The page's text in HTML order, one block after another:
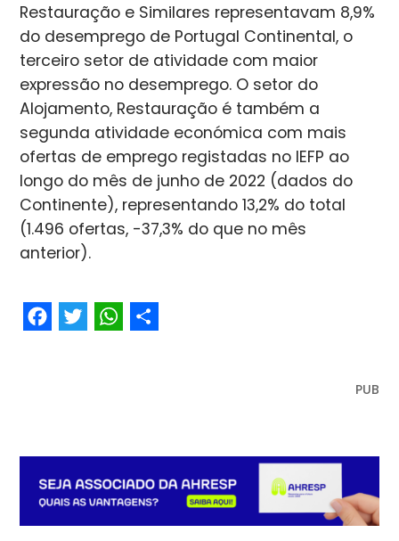
Restauração e Similares representavam 8,9%
do desemprego de Portugal Continental, o
terceiro setor de atividade com maior
expressão no desemprego. O setor do
Alojamento, Restauração é também a
segunda atividade económica com mais
ofertas de emprego registadas no IEFP ao
longo do mês de junho de 2022 (dados do
Continente), representando 13,2% do total
(1.496 ofertas, -37,3% do que no mês
anterior).
Facebook
TwitterWhatsApp
PUB